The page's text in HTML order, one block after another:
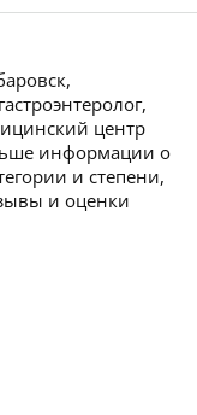
центр
информации о
и степени,
и оценки